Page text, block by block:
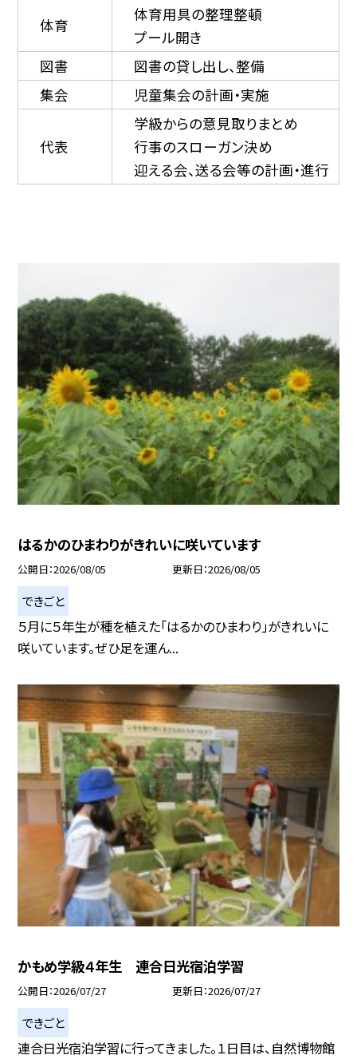
体育
体育用具の整理整頓
プール開き
図書
図書の貸し出し、整備
集会
児童集会の計画・実施
代表
学級からの意見取りまとめ
行事のスローガン決め
迎える会、送る会等の計画・進行
はるかのひまわりがきれいに咲いています
公開日 2026/08/05 更新日 2026/08/05
できごと
５月に５年生が種を植えた「はるかのひまわり」がきれいに
咲いています。ぜひ足を運ん...
かもめ学級４年生 連合日光宿泊学習
公開日 2026/07/27 更新日 2026/07/27
できごと
連合日光宿泊学習に行ってきました。１日目は、自然博物館